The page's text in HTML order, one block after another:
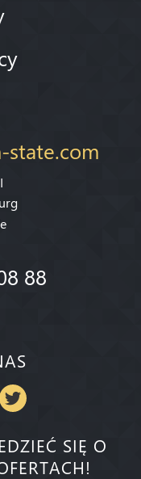
state.com
88
SIĘ O